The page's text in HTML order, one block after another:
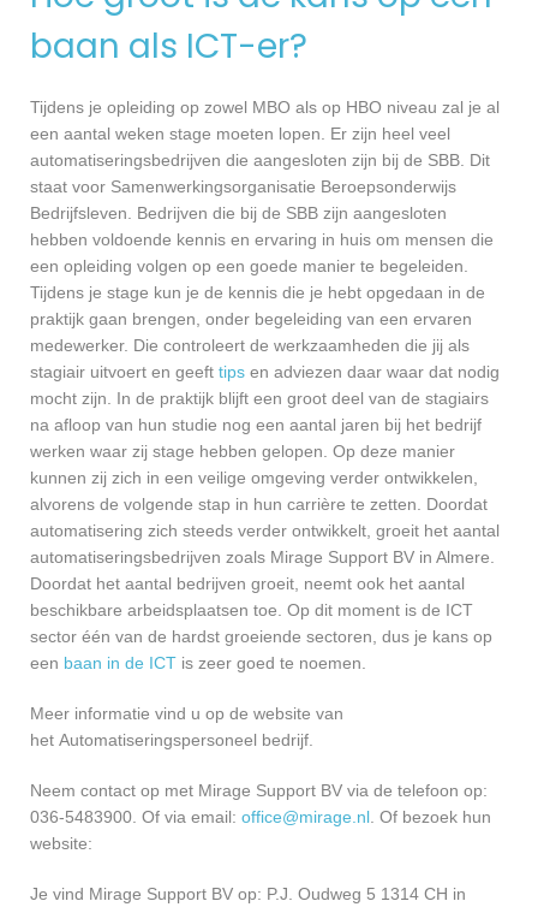
baan als ICT-er?
Tijdens je opleiding op zowel MBO als op HBO niveau zal je al
een aantal weken stage moeten lopen. Er zijn heel veel
automatiseringsbedrijven die aangesloten zijn bij de SBB. Dit
staat voor Samenwerkingsorganisatie Beroepsonderwijs
Bedrijfsleven. Bedrijven die bij de SBB zijn aangesloten
hebben voldoende kennis en ervaring in huis om mensen die
een opleiding volgen op een goede manier te begeleiden.
Tijdens je stage kun je de kennis die je hebt opgedaan in de
praktijk gaan brengen, onder begeleiding van een ervaren
medewerker. Die controleert de werkzaamheden die jij als
stagiair uitvoert en geeft tips en adviezen daar waar dat nodig
mocht zijn. In de praktijk blijft een groot deel van de stagiairs
na afloop van hun studie nog een aantal jaren bij het bedrijf
werken waar zij stage hebben gelopen. Op deze manier
kunnen zij zich in een veilige omgeving verder ontwikkelen,
alvorens de volgende stap in hun carrière te zetten. Doordat
automatisering zich steeds verder ontwikkelt, groeit het aantal
automatiseringsbedrijven zoals Mirage Support BV in Almere.
Doordat het aantal bedrijven groeit, neemt ook het aantal
beschikbare arbeidsplaatsen toe. Op dit moment is de ICT
sector één van de hardst groeiende sectoren, dus je kans op
een baan in de ICT is zeer goed te noemen.
Meer informatie vind u op de website van
het Automatiseringspersoneel bedrijf.
Neem contact op met Mirage Support BV via de telefoon op:
036-5483900. Of via email: office@mirage.nl . Of bezoek hun
website:
Je vind Mirage Support BV op: P.J. Oudweg 5 1314 CH in